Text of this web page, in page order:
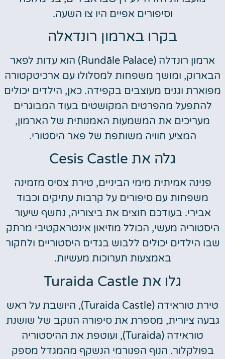
וסיפורים אפיים היו צו השעה.
בקרו בארמון רונדאלה
ארמון רונדלה (Rundāle Palace) הוא עדות לפאר
הבארוק, ומושך משפחות למסלולו עם ארכיטקטורה
מפוארת וגנים מעוצבים בקפידה. כאן, הילדים יכולים
להתפעל מהפרטים המקושטים בעוד המבוגרים
מעריכים את המשמעות האמנותית של הארמון,
המציע חוויה משותפת של פאר היסטורי.
גלה את Cesis Castle
פנינה אמיתית מימי הביניים, טירת צסיס מזמינה
משפחות עם סיפורים על קרבות עתיקים וכבוד
אבירי. בעודכם חוצים את ביצוריה, נחשף שיעור
היסטוריה מעשי, הכולל מוזיאון אינטראקטיבי מרתק
שבו הילדים יכולים ללבוש בגדים היסטוריים ולחקור
באמצעות תערוכות מעשיות.
גלו את Turaida Castle
טירת טוראידה (Turaida Castle), היושבת על ראש
גבעה ציורית, מספרת את סיפורה הנוקב של שושנת
טוראידה (Turaida), ועוטפת את ההיסטוריה
בפולקלור. הנוף הפנורמי הנשקף מהמגדל מספק